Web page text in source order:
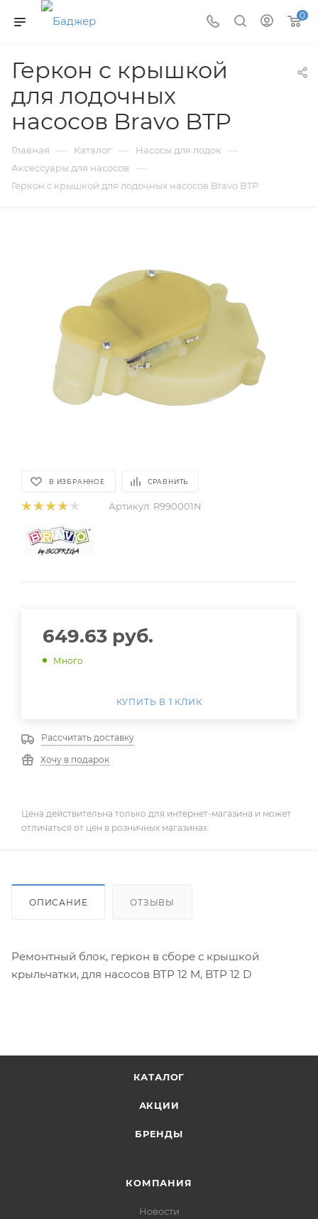
0
Геркон с крышкой
для лодочных
насосов Bravo BTP
Главная — Каталог — Насосы для лодок —
Аксессуары для насосов —
Геркон с крышкой для лодочных насосов Bravo BTP
В ИЗБРАННОЕ СРАВНИТЬ
Артикул: R990001N
649.63 руб.
Много
КУПИТЬ В 1 КЛИК
Рассчитать доставку
Хочу в подарок
Цена действительна только для интернет-магазина и может
отличаться от цен в розничных магазинах
ОПИСАНИЕ ОТЗЫВЫ
Ремонтный блок, геркон в сборе с крышкой
крыльчатки, для насосов BTP 12 M, BTP 12 D
КАТАЛОГ
АКЦИИ
БРЕНДЫ
КОМПАНИЯ
Новости